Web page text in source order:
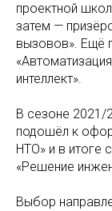
проектной
затем —
вызовов». Ещё
интеллект».
В сезоне 2021/
подошёл к
НТО» и в итоге
«Решение
Выбор